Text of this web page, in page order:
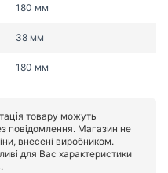
180 мм
38 мм
180 мм
товару можуть
повідомлення. Магазин не
внесені виробником.
для Вас характеристики